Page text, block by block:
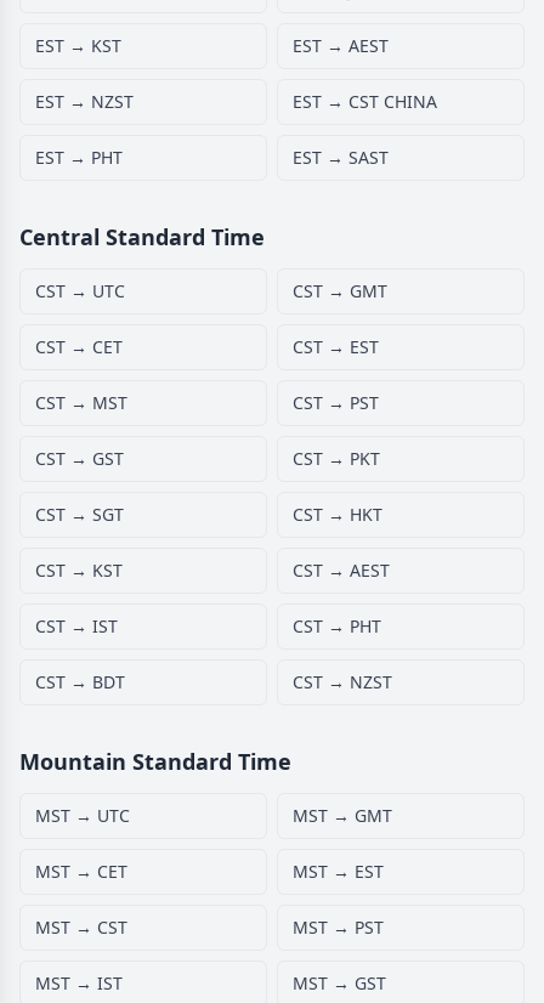
EST → KST EST → AEST
EST → NZST EST → CST CHINA
EST → PHT EST → SAST
Central Standard Time
CST → UTC CST → GMT
CST → CET CST → EST
CST → MST CST → PST
CST → GST CST → PKT
CST → SGT CST → HKT
CST → KST CST → AEST
CST → IST CST → PHT
CST → BDT CST → NZST
Mountain Standard Time
MST → UTC MST → GMT
MST → CET MST → EST
MST → CST MST → PST
MST → IST MST → GST